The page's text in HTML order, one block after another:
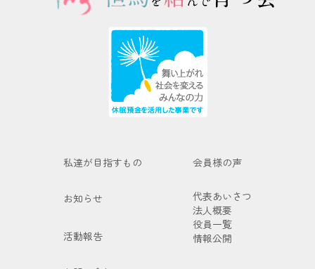
私達が目指すもの 会員様の声
お知らせ
代表あいさつ
法人概要
役員一覧
情報公開
活動報告